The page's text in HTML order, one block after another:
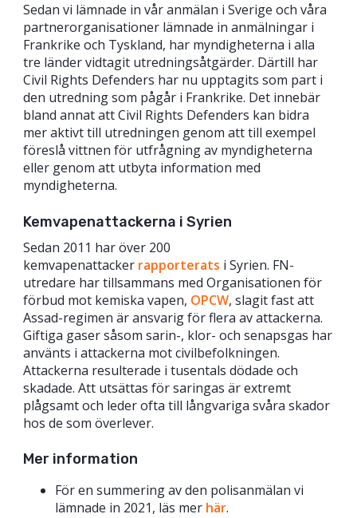
Sedan vi lämnade in vår anmälan i Sverige och våra
partnerorganisationer lämnade in anmälningar i
Frankrike och Tyskland, har myndigheterna i alla
tre länder vidtagit utredningsåtgärder. Därtill har
Civil Rights Defenders har nu upptagits som part i
den utredning som pågår i Frankrike. Det innebär
bland annat att Civil Rights Defenders kan bidra
mer aktivt till utredningen genom att till exempel
föreslå vittnen för utfrågning av myndigheterna
eller genom att utbyta information med
myndigheterna.
Kemvapenattackerna i Syrien
Sedan 2011 har över 200
kemvapenattacker rapporterats i Syrien. FN-
utredare har tillsammans med Organisationen för
förbud mot kemiska vapen, OPCW, slagit fast att
Assad-regimen är ansvarig för flera av attackerna.
Giftiga gaser såsom sarin-, klor- och senapsgas har
använts i attackerna mot civilbefolkningen.
Attackerna resulterade i tusentals dödade och
skadade. Att utsättas för saringas är extremt
plågsamt och leder ofta till långvariga svåra skador
hos de som överlever.
Mer information
För en summering av den polisanmälan vi
lämnade in 2021, läs mer här.